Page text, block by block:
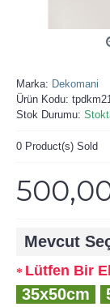
Marka: Dekomani
Ürün Kodu:
Stok Durumu:
0 Product(s) Sold
Mevcut
Lütfen Bir
35x50cm